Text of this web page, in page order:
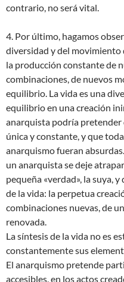
contrario, no será vital.
4. Por último, hagamos
diversidad y del movimiento
la producción constante de
combinaciones, de nuevos
equilibrio. La vida es una
equilibrio en una creación
anarquista podría pretender
única y constante, y que
anarquismo fueran
un anarquista se deje
pequeña «verdad», la suya,
de la vida: la perpetua
combinaciones nuevas, de
renovada.
La síntesis de la vida no es
constantemente sus
El anarquismo pretende
accesibles, en los actos